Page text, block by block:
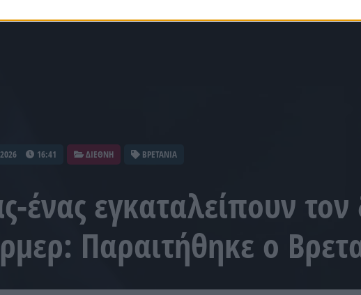
16:41 ΔΙΕΘΝΗ ΒΡΕΤΑΝΙΑ
ένας εγκαταλείπουν τον
Παραιτήθηκε ο